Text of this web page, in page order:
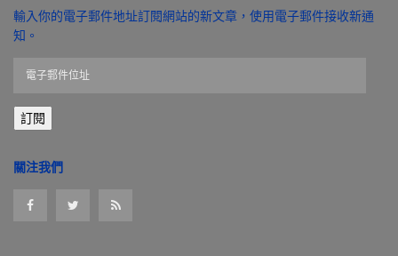
輸入你的電子郵件地址訂閱網站的新文章，使用電子郵件接收新通
知。
郵
件
址
訂閱
關注我們